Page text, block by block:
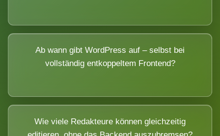
Ab wann gibt WordPress auf – selbst bei
vollständig entkoppeltem Frontend?
Wie viele Redakteure können gleichzeitig